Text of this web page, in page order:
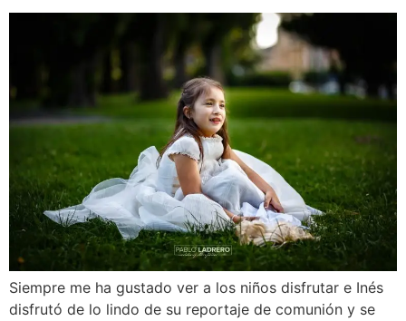
Siempre me ha gustado ver a los niños disfrutar e Inés
disfrutó de lo lindo de su reportaje de comunión y se